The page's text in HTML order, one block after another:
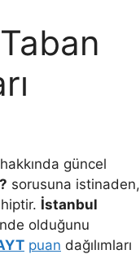
hakkında güncel
sorusuna istinaden,
İstanbul
olduğunu
puan dağılımları